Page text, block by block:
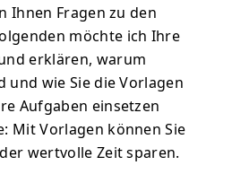
Ihnen Fragen zu den
möchte ich Ihre
erklären, warum
und wie Sie die Vorlagen
Aufgaben einsetzen
Mit Vorlagen können Sie
wertvolle Zeit sparen.